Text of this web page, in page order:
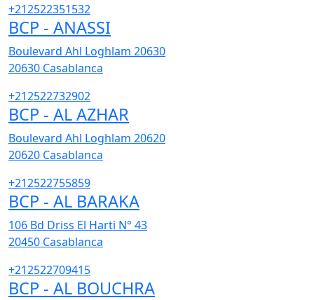
+212522351532
BCP - ANASSI
Boulevard Ahl Loghlam 20630
20630 Casablanca
+212522732902
BCP - AL AZHAR
Boulevard Ahl Loghlam 20620
20620 Casablanca
+212522755859
BCP - AL BARAKA
106 Bd Driss El Harti N° 43
20450 Casablanca
+212522709415
BCP - AL BOUCHRA